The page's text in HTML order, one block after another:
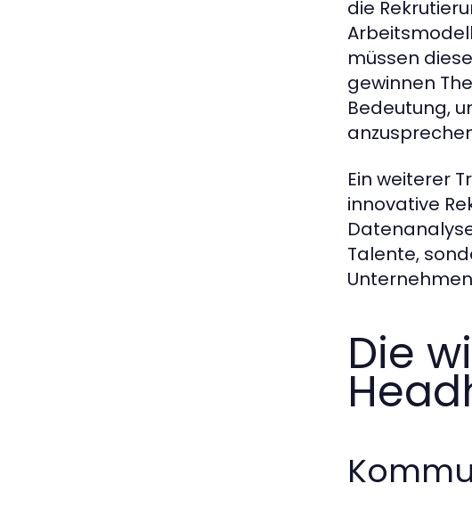
die
müssen
gewinnen
Bedeutung,
Ein weiterer
innovative
Talente,
Die